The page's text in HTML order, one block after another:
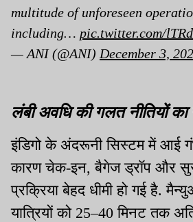
multitude of unforeseen
including… pic.twitter.com/
— ANI (@ANI) December 3,
लंबी अवधि की गलत नीतियों
इंडिगो के अंदरूनी सिस्टम में आई
कारण चेक-इन, बैगेज ड्रॉप और
प्रक्रिया बेहद धीमी हो गई है.
यात्रियों को 25–40 मिनट तक